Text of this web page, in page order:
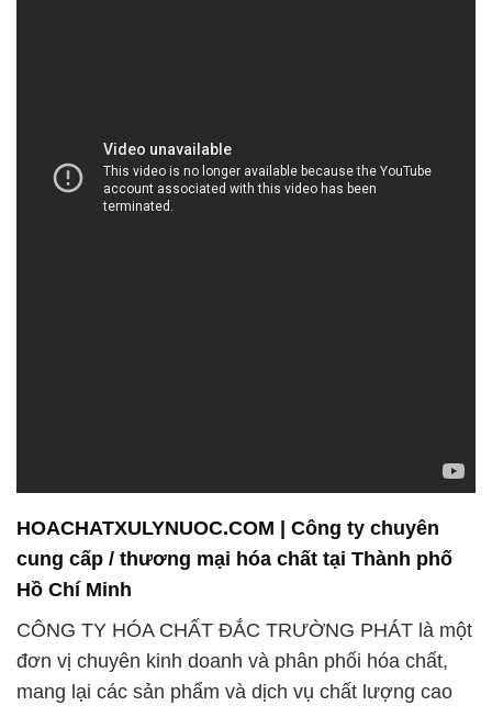
mang lại các sản phẩm và dịch vụ chất lượng cao
cho khách hàng. Chúng tôi tự hào về danh mục sản
phẩm đa dạng, phục vụ mọi nhu cầu của các doanh
gồm các loại hóa chất chất lượng cao, phục vụ cho
thủy tinh, và dệt nhuộm. Chúng tôi không chỉ cung
cấp sản phẩm mà còn đặt sự tập trung vào sự
toàn diện và hiệu quả cho khách hàng.
Chúng tôi hiểu rằng tối ưu hóa nguồn lực và tiết